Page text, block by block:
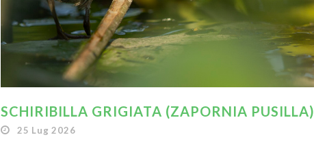
SCHIRIBILLA GRIGIATA (ZAPORNIA PUSILLA)
25 Lug 2026